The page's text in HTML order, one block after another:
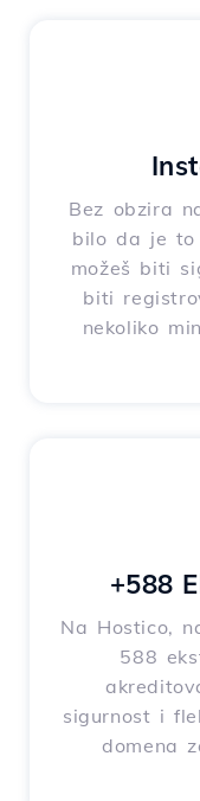
Bez obzira
bilo da je to
možeš biti
biti
nekoliko
+588
Na Hostico,
588
sigurnost i
domena